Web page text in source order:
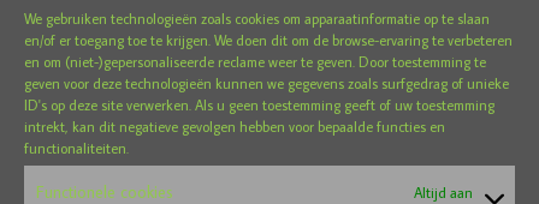
We gebruiken technologieën zoals cookies om apparaatinformatie op te slaan
en/of er toegang toe te krijgen. We doen dit om de browse-ervaring te verbeteren
en om (niet-)gepersonaliseerde reclame weer te geven. Door toestemming te
geven voor deze technologieën kunnen we gegevens zoals surfgedrag of unieke
ID's op deze site verwerken. Als u geen toestemming geeft of uw toestemming
intrekt, kan dit negatieve gevolgen hebben voor bepaalde functies en
functionaliteiten.
Functionele cookies Altijd aan
Openingstijden:
Van dinsdag tot en met zaterdag van 10.30 tot 18.30 uur
E-mail :
futondesignbelgium@gmail.com